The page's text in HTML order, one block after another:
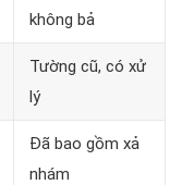
không bả
Tường cũ, có xử
lý
Đã bao gồm xả
nhám